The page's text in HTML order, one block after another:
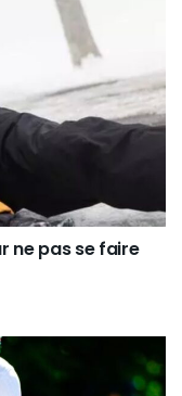
ne pas se faire